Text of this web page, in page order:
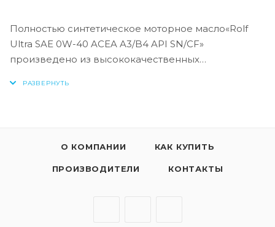
Полностью синтетическое моторное масло«Rolf
Ultra SAE 0W-40 ACEA A3/B4 API SN/CF»
произведено из высококачественных
обеспечивая его максимальную мощность и
производительность в любых условиях
О КОМПАНИИ КАК КУПИТЬ
ПРОИЗВОДИТЕЛИ КОНТАКТЫ